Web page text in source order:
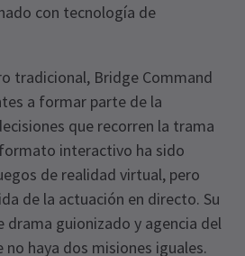
con tecnología de
tradicional, Bridge Command
a formar parte de la
que recorren la trama
interactivo ha sido
de realidad virtual, pero
de la actuación en directo. Su
drama guionizado y agencia del
haya dos misiones iguales.